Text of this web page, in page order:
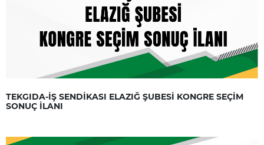
TEKGIDA-İŞ SENDİKASI ELAZIĞ ŞUBESİ KONGRE SEÇİM
SONUÇ İLANI